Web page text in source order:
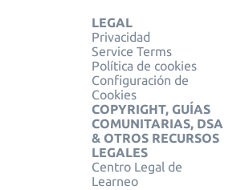
LEGAL
Privacidad
Service Terms
Política de cookies
Configuración de
Cookies
COPYRIGHT, GUÍAS
COMUNITARIAS, DSA
& OTROS RECURSOS
LEGALES
Centro Legal de
Learneo